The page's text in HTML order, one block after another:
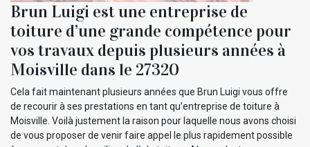
Brun Luigi est une entreprise de
toiture d’une grande compétence pour
vos travaux depuis plusieurs années à
Moisville dans le 27320
Cela fait maintenant plusieurs années que Brun Luigi vous offre
de recourir à ses prestations en tant qu’entreprise de toiture à
Moisville. Voilà justement la raison pour laquelle nous avons choisi
de vous proposer de venir faire appel le plus rapidement possible